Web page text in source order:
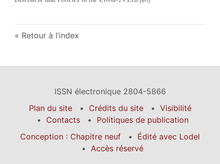
Retour à l’index
ISSN électronique 2804-5866
Plan du site
Crédits du site
Visibilité
Contacts
Politiques de publication
Conception : Chapitre neuf
Édité avec Lodel
Accès réservé